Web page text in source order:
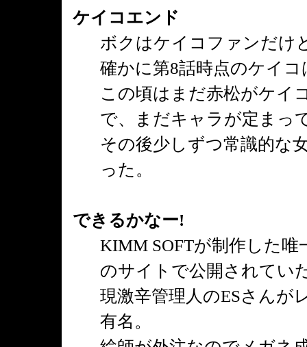
ケイコエンド
ボクはケイコファンだけ
確かに第8話時点のケイ
この頃はまだ赤松がケイ
で、まだキャラが定まっ
その後少しずつ常識的な
った。
できるかなー!
KIMM SOFTが制作した
のサイトで公開されてい
現激辛管理人のESさんが
有名。